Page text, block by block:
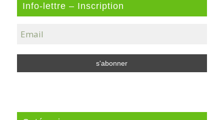
Info-lettre – Inscription